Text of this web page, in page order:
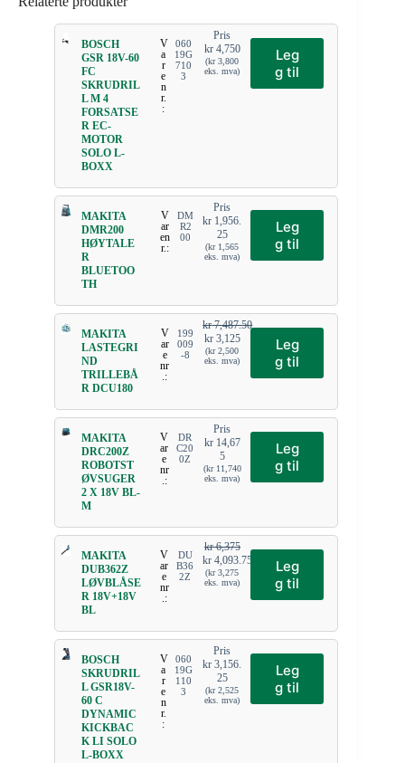
BOSCH
GSR 18V-60
FC
SKRUDRIL
L M 4
FORSATSE
R EC-
MOTOR
SOLO L-
BOXX
V
a
r
e
n
r.
:
060
19G
710
3
Pris
kr4,750
(kr3,800
eks. mva)
Leg
g til
MAKITA
DMR200
HØYTALE
R
BLUETOO
TH
V
ar
en
r.:
DM
R2
00
Pris
kr 1,956.
25
(kr1,565
eks. mva)
Leg
g til
MAKITA
LASTEGRI
ND
TRILLEBÅ
R DCU180
V
ar
e
nr
.:
199
009
-8
kr7,487.50
kr3,125
(kr2,500
eks. mva)
Leg
g til
MAKITA
DRC200Z
ROBOTST
ØVSUGER
2 X 18V BL-
M
V
ar
e
nr
.:
DR
C20
0Z
Pris
kr14,67
5
(kr11,740
eks. mva)
Leg
g til
MAKITA
DUB362Z
LØVBLÅSE
R 18V+18V
BL
V
ar
e
nr
.:
DU
B36
2Z
kr6,375
kr 4,093.75
(kr3,275
eks. mva)
Leg
g til
BOSCH
SKRUDRIL
L GSR18V-
60 C
DYNAMIC
KICKBAC
K LI SOLO
L-BOXX
V
a
r
e
n
r.
:
060
19G
110
3
Pris
kr 3,156.
25
(kr2,525
eks. mva)
Leg
g til